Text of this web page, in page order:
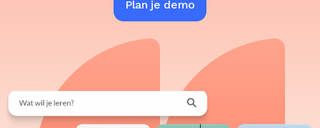
Plan je demo